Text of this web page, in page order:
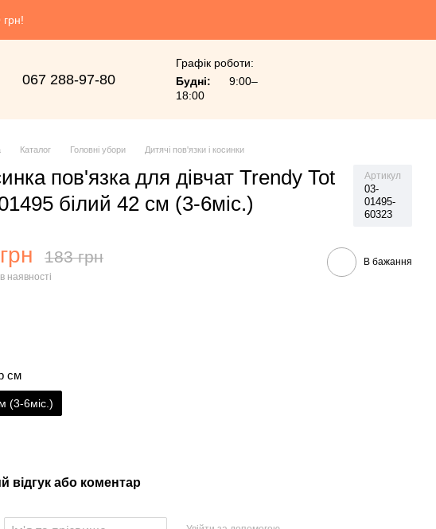
грн!
067 288-97-80
Графік роботи:
Будні:
9:00–
18:00
Каталог Головні убори Дитячі пов'язки і косинки
пов'язка для дівчат Trendy Tot
білий 42 см (3-6міс.)
Артикул
03-
01495-
60323
183 грн
наявності
В бажання
см
(3-6міс.)
відгук або коментар